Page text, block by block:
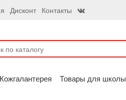
Дисконт Контакты
Кожгалантерея Товары для школы